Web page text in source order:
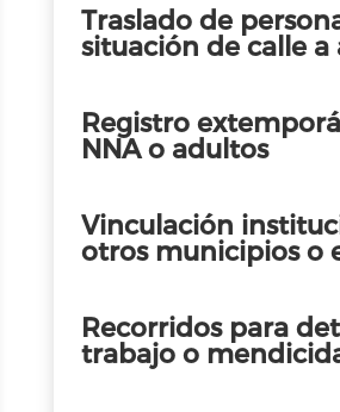
Traslado de
situación de calle a
Registro
NNA o adultos
Vinculación
otros municipios o
Recorridos para
trabajo o